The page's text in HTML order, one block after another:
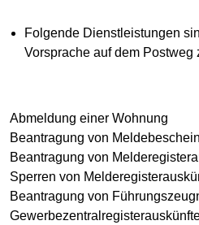
Folgende Dienstleistungen
Vorsprache auf dem Postweg
Abmeldung einer Wohnung
Beantragung von
Beantragung von
Sperren von
Beantragung von